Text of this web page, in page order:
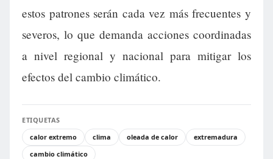
estos patrones serán cada vez más frecuentes y
severos, lo que demanda acciones coordinadas
a nivel regional y nacional para mitigar los
efectos del cambio climático.
ETIQUETAS
calor extremo
clima oleada de calor
extremadura
cambio climático